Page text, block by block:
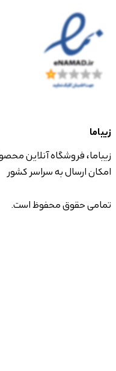
زیباما
زیباما، فروشگاه آنلاین
امکان ارسال به سراسر کشور
تمامی حقوق محفوظ است.